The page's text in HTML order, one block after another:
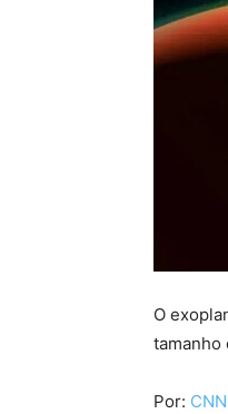
O
tamanho
Por: CNN